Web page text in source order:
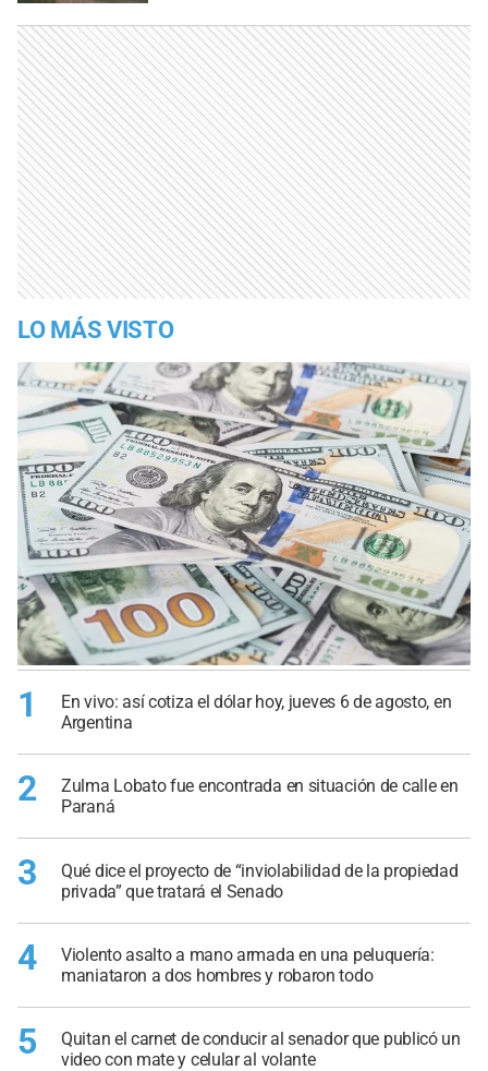
LO MÁS VISTO
1
En vivo: así cotiza el dólar hoy, jueves 6 de agosto, en
Argentina
2
Zulma Lobato fue encontrada en situación de calle en
Paraná
3
Qué dice el proyecto de “inviolabilidad de la propiedad
privada” que tratará el Senado
4
Violento asalto a mano armada en una peluquería:
maniataron a dos hombres y robaron todo
5
Quitan el carnet de conducir al senador que publicó un
video con mate y celular al volante